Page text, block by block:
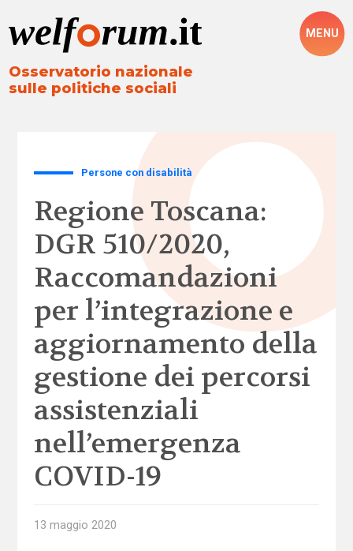
Osservatorio nazionale
sulle politiche sociali
MENU
Persone con disabilità
Regione Toscana:
DGR 510/2020,
Raccomandazioni
per l’integrazione e
aggiornamento della
gestione dei percorsi
assistenziali
nell’emergenza
COVID-19
13 maggio 2020